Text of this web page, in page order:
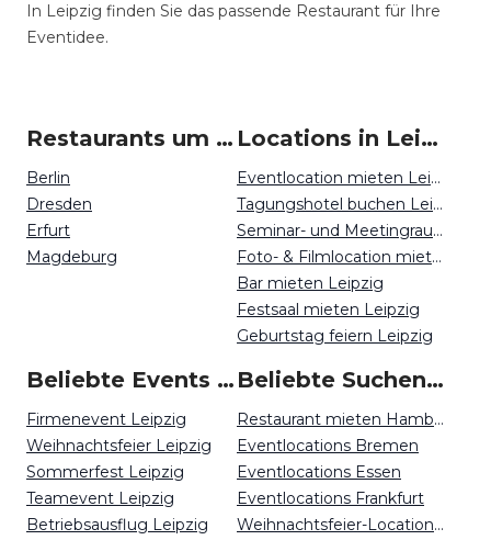
In Leipzig finden Sie das passende Restaurant für Ihre
Eventidee.
Restaurants um Leipzig
Berlin
Dresden
Erfurt
Magdeburg
Locations in Leipzig mieten
Eventlocation mieten Leipzig
Tagungshotel buchen Leipzig
Seminar- und Meetingraum mieten Leipzig
Foto- & Filmlocation mieten Leipzig
Bar mieten Leipzig
Festsaal mieten Leipzig
Geburtstag feiern Leipzig
Beliebte Events in Leipzig
Firmenevent Leipzig
Weihnachtsfeier Leipzig
Sommerfest Leipzig
Teamevent Leipzig
Betriebsausflug Leipzig
Beliebte Suchen auf Event Inc
Restaurant mieten Hamburg
Eventlocations Bremen
Eventlocations Essen
Eventlocations Frankfurt
Weihnachtsfeier-Locations Freiburg